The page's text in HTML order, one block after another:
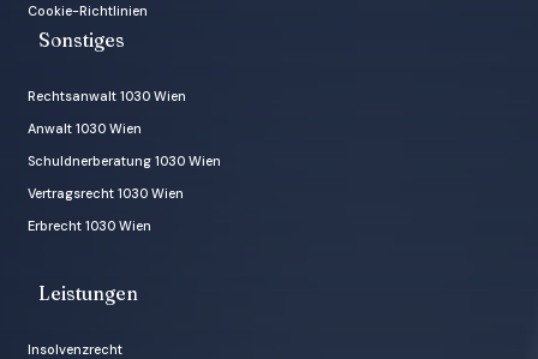
Cookie-Richtlinien
Sonstiges
Rechtsanwalt 1030 Wien
Anwalt 1030 Wien
Schuldnerberatung 1030 Wien
Vertragsrecht 1030 Wien
Erbrecht 1030 Wien
Leistungen
Insolvenzrecht